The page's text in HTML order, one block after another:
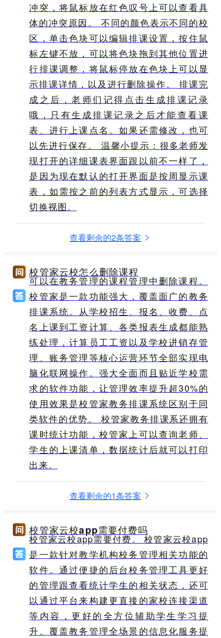
冲突，将鼠标放在红色叹号上可以查看具
体的冲突原因。 不同的颜色表示不同的校
区，单击色块可以编辑排课设置，按住鼠
标左键不放，可以将色块拖到其他位置进
行排课调整，将鼠标停放在色块上可以显
示排课详情，以及进行删除操作。 排课完
成之后，老师们记得点击生成排课记录
哦，只有生成排课记录之后才能查看课
表、进行上课点名。如果还需修改，也可
以先进行保存。 温馨小提示：很多老师发
现打开的详细课表界面跟以前不一样了，
是因为现在默认的打开界面是按周显示课
表，如需按之前的列表方式显示，可选择
切换视图。
查看剩余的2条答案
校管家云校怎么删除课程
可以在教务管理的课程管理中删除课程。
校管家是一款功能强大，覆盖面广的教务
排课系统。从学校招生、报名、收费、点
名上课到工资计算、各类报表生成都能熟
练处理，计算员工工资以及学校进销存管
理、账务管理等核心运营环节全部实现电
脑化联网操作。强大全面而且贴近学校需
求的软件功能，让管理效率提升超30%的
使用效果是校管家教务排课系统区别于同
类软件的优势。 校管家教务排课系还拥有
课时统计功能，校管家上可以查询老师、
学生的上课清单，数据统计后就可以打印
出来。
查看剩余的1条答案
校管家云校app需要付费吗
校管家云校app需要付费。 校管家云校app
是一款针对教学机构校务管理相关功能的
软件。通过便捷的后台校务管理工具更好
的管理跟查看统计学生的相关状态，还可
以通过平台来构建更直接的家校连接渠道
等内容，更好的全方位辅助学生学习提
升。覆盖教务管理全场景的信息化服务提